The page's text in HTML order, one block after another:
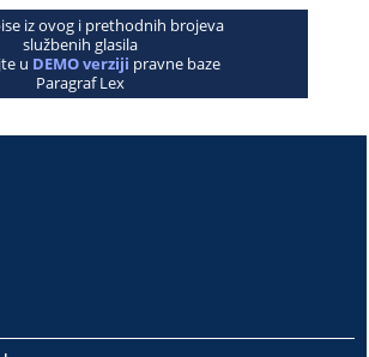
iz ovog i prethodnih brojeva
službenih glasila
u DEMO verziji pravne baze
Paragraf Lex